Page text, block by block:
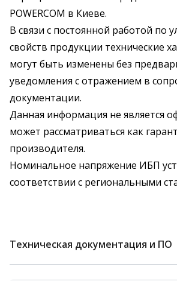
POWERCOM в Киеве.
В связи с постоянной работой по
свойств продукции технические
могут быть изменены без
уведомления с отражением в
документации.
Данная информация не является
может рассматриваться как
производителя.
Номинальное напряжение ИБП
соответствии с региональными
Техническая документация и ПО